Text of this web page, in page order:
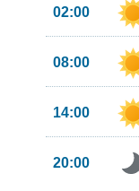
02:00
08:00
14:00
20:00